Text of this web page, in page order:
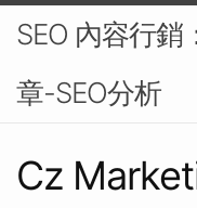
SEO 內容行
章-SEO分析
Cz